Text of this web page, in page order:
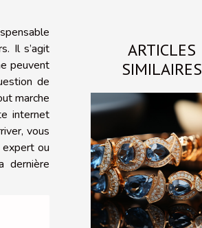
Il s’agit
peuvent
de
marche
internet
vous
ou
dernière
ARTICLES
SIMILAIRES